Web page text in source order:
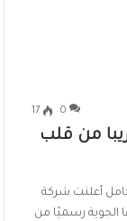
0
17
من قلب
أعلنت شركة
الجوية رسميًا من